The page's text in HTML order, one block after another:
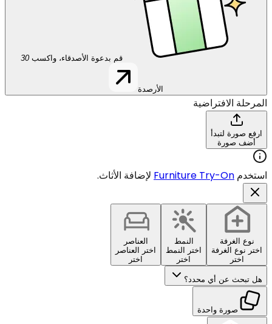
قم بدعوة الأصدقاء، واكسب 30
الأرصدة
المرحلة الافتراضية
ارفع صورة لتبدأ
أضف صورة
استخدم Furniture Try-On لإضافة الأثاث.
نوع الغرفة
اختر نوع الغرفة
اختر
النمط
اختر النمط
اختر
العناصر
اختر العناصر
اختر
هل تبحث عن أي محدد؟
صورة واحدة